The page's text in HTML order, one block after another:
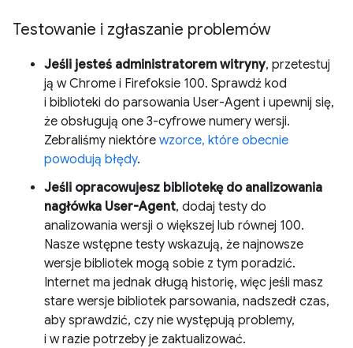
Testowanie i zgłaszanie problemów
Jeśli jesteś administratorem witryny, przetestuj
ją w Chrome i Firefoksie 100. Sprawdź kod
i biblioteki do parsowania User-Agent i upewnij się,
że obsługują one 3-cyfrowe numery wersji.
Zebraliśmy niektóre wzorce, które obecnie
powodują błędy.
Jeśli opracowujesz bibliotekę do analizowania
nagłówka User-Agent, dodaj testy do
analizowania wersji o większej lub równej 100.
Nasze wstępne testy wskazują, że najnowsze
wersje bibliotek mogą sobie z tym poradzić.
Internet ma jednak długą historię, więc jeśli masz
stare wersje bibliotek parsowania, nadszedł czas,
aby sprawdzić, czy nie występują problemy,
i w razie potrzeby je zaktualizować.